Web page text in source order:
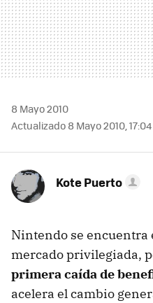
8 Mayo 2010
Actualizado 8 Mayo 2010, 17:04
Kote Puerto
Nintendo se encuentra
mercado privilegiada,
primera caída de
acelera el cambio